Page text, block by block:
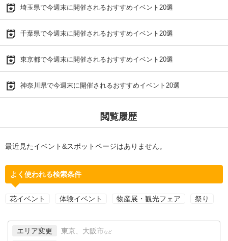
埼玉県で今週末に開催されるおすすめイベント20選
千葉県で今週末に開催されるおすすめイベント20選
東京都で今週末に開催されるおすすめイベント20選
神奈川県で今週末に開催されるおすすめイベント20選
閲覧履歴
最近見たイベント&スポットページはありません。
よく使われる検索条件
花イベント 体験イベント 物産展・観光フェア 祭り
エリア変更 東京、大阪市 など